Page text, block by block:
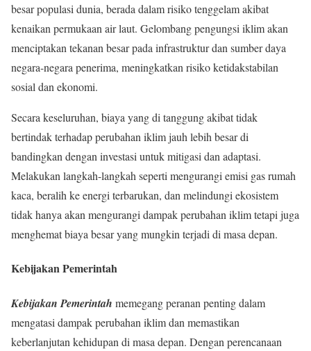
besar populasi dunia, berada dalam risiko tenggelam akibat
kenaikan permukaan air laut. Gelombang pengungsi iklim akan
menciptakan tekanan besar pada infrastruktur dan sumber daya
negara-negara penerima, meningkatkan risiko ketidakstabilan
sosial dan ekonomi.
Secara keseluruhan, biaya yang di tanggung akibat tidak
bertindak terhadap perubahan iklim jauh lebih besar di
bandingkan dengan investasi untuk mitigasi dan adaptasi.
Melakukan langkah-langkah seperti mengurangi emisi gas rumah
kaca, beralih ke energi terbarukan, dan melindungi ekosistem
tidak hanya akan mengurangi dampak perubahan iklim tetapi juga
menghemat biaya besar yang mungkin terjadi di masa depan.
Kebijakan Pemerintah
Kebijakan Pemerintah memegang peranan penting dalam
mengatasi dampak perubahan iklim dan memastikan
keberlanjutan kehidupan di masa depan. Dengan perencanaan